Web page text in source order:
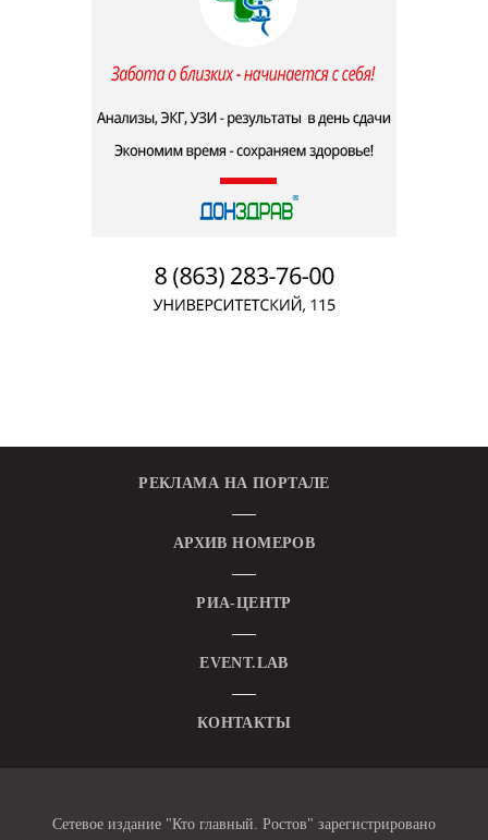
РЕКЛАМА НА ПОРТАЛЕ
АРХИВ НОМЕРОВ
РИА-ЦЕНТР
EVENT.LAB
КОНТАКТЫ
Сетевое издание "Кто главный. Ростов" зарегистрировано